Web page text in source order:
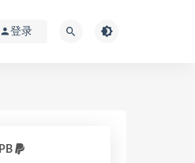
登录
PB